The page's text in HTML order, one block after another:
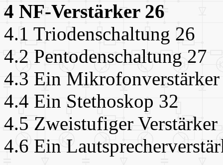
4 NF-Verstärker 26
4.1 Triodenschaltung 26
4.2 Pentodenschaltung 27
4.3 Ein
4.4 Ein Stethoskop 32
4.5 Zweistufiger Verstärker
4.6 Ein